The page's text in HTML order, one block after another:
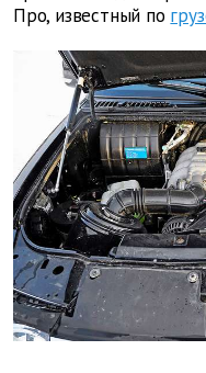
Про, известный по